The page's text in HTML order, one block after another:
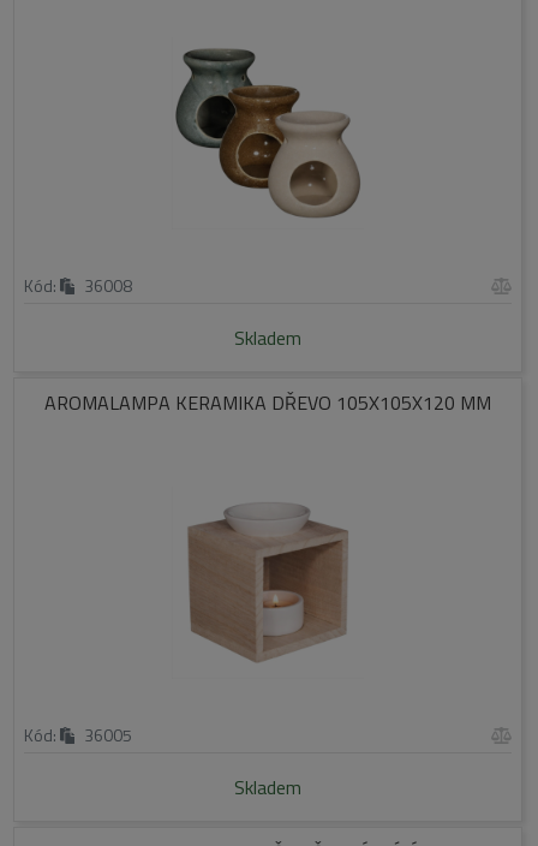
Kód: 36008
Skladem
AROMALAMPA KERAMIKA DŘEVO 105X105X120 MM
Kód: 36005
Skladem